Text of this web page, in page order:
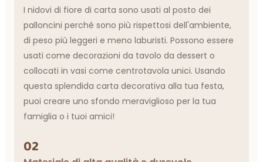
I nidovi di fiore di carta sono usati al posto dei
palloncini perché sono più rispettosi dell'ambiente,
di peso più leggeri e meno laburisti. Possono essere
usati come decorazioni da tavolo da dessert o
collocati in vasi come centrotavola unici. Usando
questa splendida carta decorativa alla tua festa,
puoi creare uno sfondo meraviglioso per la tua
famiglia o i tuoi amici!
02